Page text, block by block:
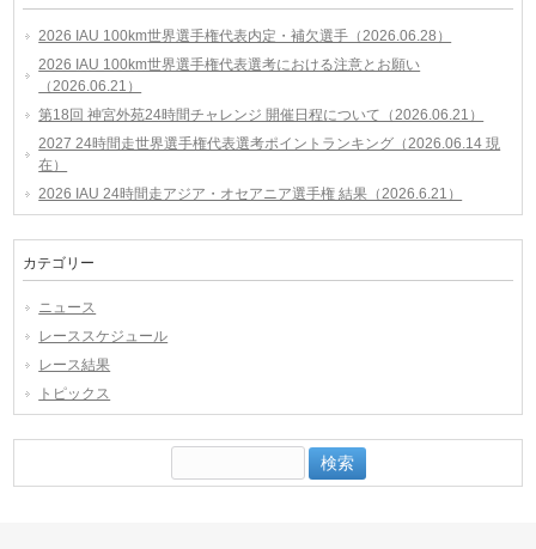
2026 IAU 100km世界選手権代表内定・補欠選手（2026.06.28）
2026 IAU 100km世界選手権代表選考における注意とお願い
（2026.06.21）
第18回 神宮外苑24時間チャレンジ 開催日程について（2026.06.21）
2027 24時間走世界選手権代表選考ポイントランキング（2026.06.14 現
在）
2026 IAU 24時間走アジア・オセアニア選手権 結果（2026.6.21）
カテゴリー
ニュース
レーススケジュール
レース結果
トピックス
索: